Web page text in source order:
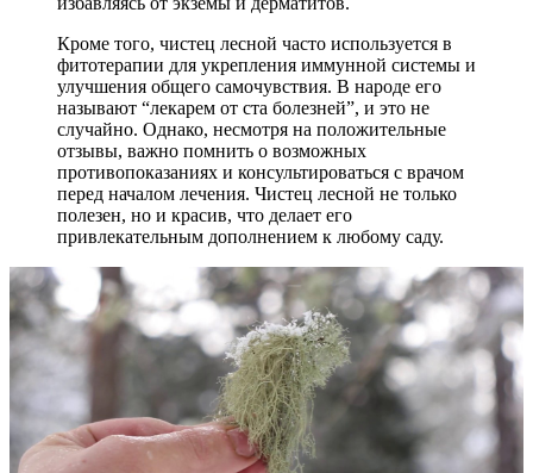
Кроме того, чистец лесной часто используется в
фитотерапии для укрепления иммунной системы и
улучшения общего самочувствия. В народе его
называют “лекарем от ста болезней”, и это не
случайно. Однако, несмотря на положительные
отзывы, важно помнить о возможных
противопоказаниях и консультироваться с врачом
перед началом лечения. Чистец лесной не только
полезен, но и красив, что делает его
привлекательным дополнением к любому саду.